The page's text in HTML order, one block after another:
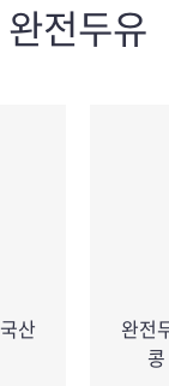
완전두유
산
완전